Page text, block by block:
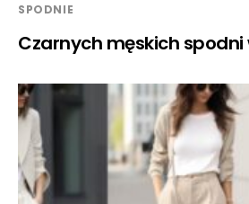
SPODNIE
Czarnych męskich spodni